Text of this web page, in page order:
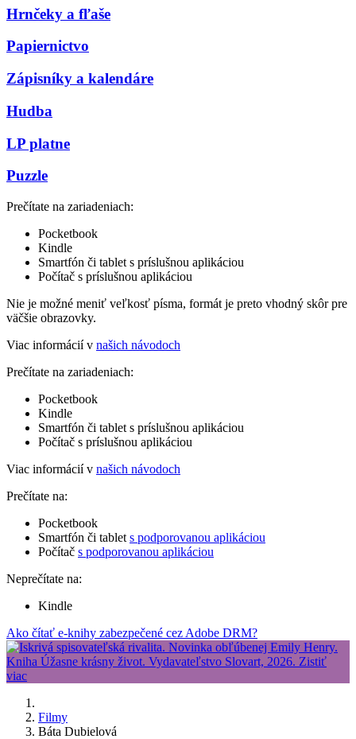
Hrnčeky a fľaše
Papiernictvo
Zápisníky a kalendáre
Hudba
LP platne
Puzzle
Prečítate na zariadeniach:
Pocketbook
Kindle
Smartfón či tablet s príslušnou aplikáciou
Počítač s príslušnou aplikáciou
Nie je možné meniť veľkosť písma, formát je preto vhodný skôr pre
väčšie obrazovky.
Viac informácií v našich návodoch
Prečítate na zariadeniach:
Pocketbook
Kindle
Smartfón či tablet s príslušnou aplikáciou
Počítač s príslušnou aplikáciou
Viac informácií v našich návodoch
Prečítate na:
Pocketbook
Smartfón či tablet s podporovanou aplikáciou
Počítač s podporovanou aplikáciou
Neprečítate na:
Kindle
Ako čítať e-knihy zabezpečené cez Adobe DRM?
Filmy
Báta Dubielová